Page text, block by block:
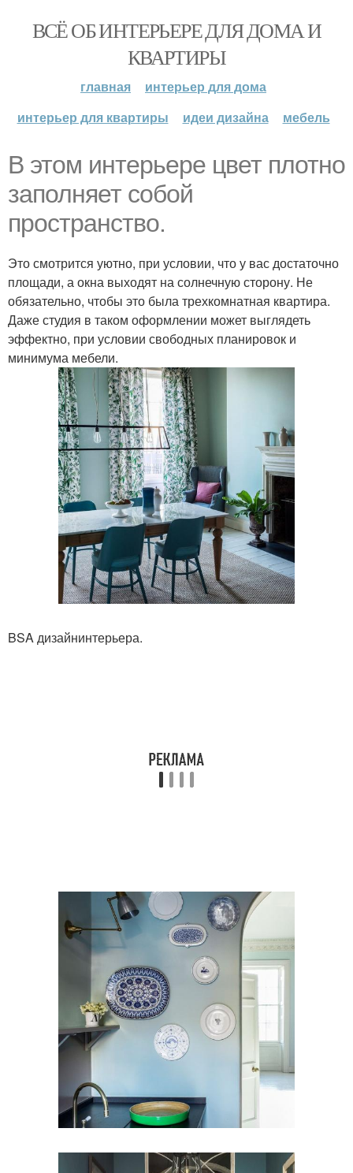
ВСЁ ОБ ИНТЕРЬЕРЕ ДЛЯ ДОМА И
КВАРТИРЫ
главная
интерьер для дома
интерьер для квартиры
идеи дизайна мебель
В этом интерьере цвет плотно
заполняет собой
пространство.
Это смотрится уютно, при условии, что у вас достаточно
площади, а окна выходят на солнечную сторону. Не
обязательно, чтобы это была трехкомнатная квартира.
Даже студия в таком оформлении может выглядеть
эффектно, при условии свободных планировок и
минимума мебели.
BSA дизайнинтерьера.